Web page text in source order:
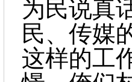
为民说真
民、传媒
这样的工